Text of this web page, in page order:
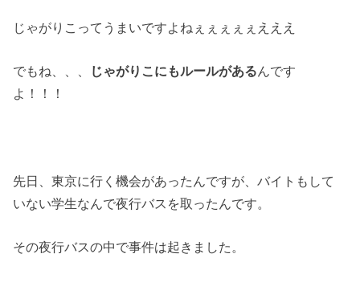
じゃがりこってうまいですよねぇぇぇぇぇえええ
でもね、、、 じゃがりこにもルールがあるんです
よ！！！
先日、東京に行く機会があったんですが、バイトもして
いない学生なんで夜行バスを取ったんです。
その夜行バスの中で事件は起きました。